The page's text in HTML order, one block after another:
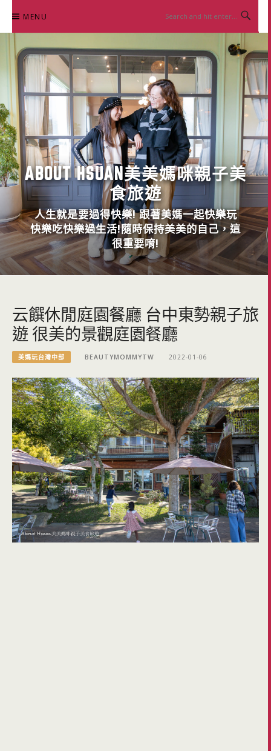
content
MENU
ABOUT HSUAN美美媽咪親子美
食旅遊
人生就是要過得快樂! 跟著美媽一起快樂玩
快樂吃快樂過生活!隨時保持美美的自己，這
很重要唷!
云饌休閒庭園餐廳 台中東勢親子旅
遊 很美的景觀庭園餐廳
美媽玩台灣中部 BEAUTYMOMMYTW 2022-01-06